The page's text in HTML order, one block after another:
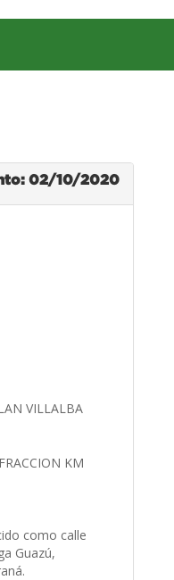
02/10/2020
VILLALBA
KM
como calle
Guazú,